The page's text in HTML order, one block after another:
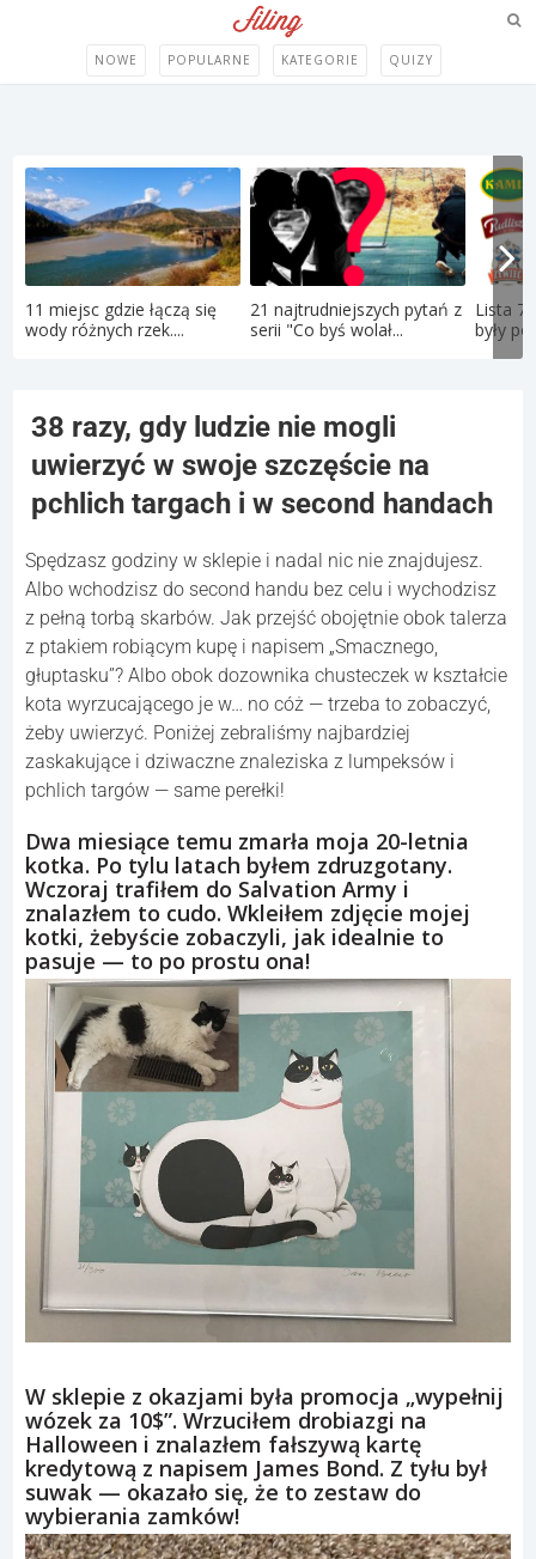
NOWE POPULARNE KATEGORIE QUIZY
11 miejsc gdzie łączą się
wody różnych rzek....
21 najtrudniejszych pytań z
serii "Co byś wolał...
Lista
były
38 razy, gdy ludzie nie mogli
uwierzyć w swoje szczęście na
pchlich targach i w second handach
Spędzasz godziny w sklepie i nadal nic nie znajdujesz.
Albo wchodzisz do second handu bez celu i wychodzisz
z pełną torbą skarbów. Jak przejść obojętnie obok talerza
z ptakiem robiącym kupę i napisem „Smacznego,
głuptasku”? Albo obok dozownika chusteczek w kształcie
kota wyrzucającego je w… no cóż — trzeba to zobaczyć,
żeby uwierzyć. Poniżej zebraliśmy najbardziej
zaskakujące i dziwaczne znaleziska z lumpeksów i
pchlich targów — same perełki!
Dwa miesiące temu zmarła moja 20-letnia
kotka. Po tylu latach byłem zdruzgotany.
Wczoraj trafiłem do Salvation Army i
znalazłem to cudo. Wkleiłem zdjęcie mojej
kotki, żebyście zobaczyli, jak idealnie to
pasuje — to po prostu ona!
W sklepie z okazjami była promocja „wypełnij
wózek za 10$”. Wrzuciłem drobiazgi na
Halloween i znalazłem fałszywą kartę
kredytową z napisem James Bond. Z tyłu był
suwak — okazało się, że to zestaw do
wybierania zamków!